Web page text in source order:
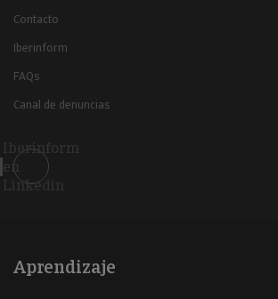
Contacto
Iberinform
FAQs
Canal de denuncias
Iberinform
en
Linkedin
Aprendizaje